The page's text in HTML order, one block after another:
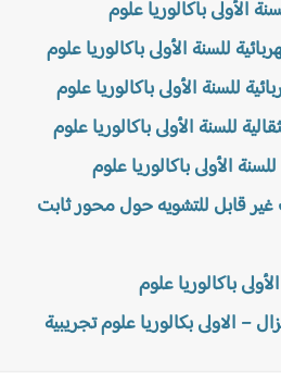
باكالوريا علوم
للسنة الأولى باكالوريا علوم
الأولى باكالوريا علوم
الأولى باكالوريا علوم
الأولى باكالوريا علوم
للتشويه حول محور ثابت
باكالوريا علوم
بكالوريا علوم تجريبية